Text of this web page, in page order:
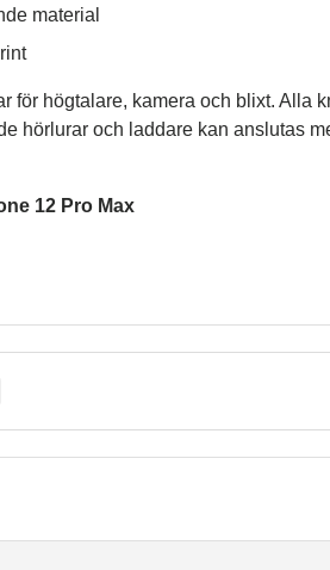
material
för högtalare, kamera och blixt. Alla
hörlurar och laddare kan anslutas
12 Pro Max